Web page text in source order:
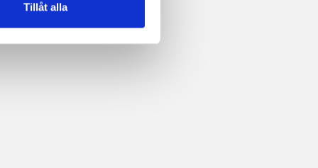
Tillåt alla